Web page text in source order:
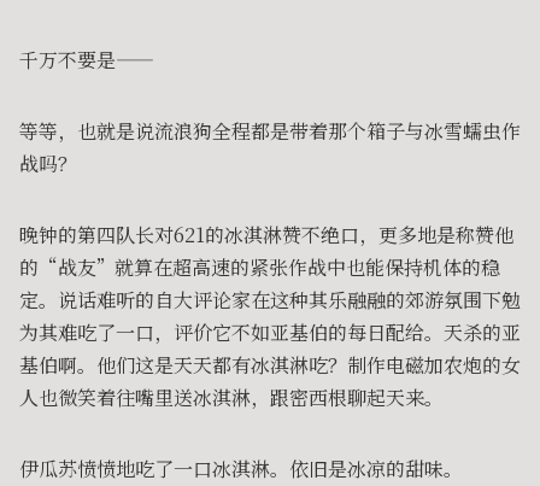
千万不要是——
等等，也就是说流浪狗全程都是带着那个箱子与冰雪蠕虫作
战吗？
晚钟的第四队长对621的冰淇淋赞不绝口，更多地是称赞他
的“战友”就算在超高速的紧张作战中也能保持机体的稳
定。说话难听的自大评论家在这种其乐融融的郊游氛围下勉
为其难吃了一口，评价它不如亚基伯的每日配给。天杀的亚
基伯啊。他们这是天天都有冰淇淋吃？制作电磁加农炮的女
人也微笑着往嘴里送冰淇淋，跟密西根聊起天来。
伊瓜苏愤愤地吃了一口冰淇淋。依旧是冰凉的甜味。